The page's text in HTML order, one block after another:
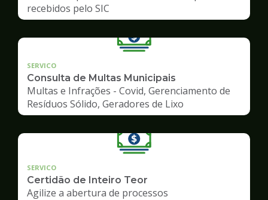
recebidos pelo SIC
SERVICO
Consulta de Multas Municipais
Multas e Infrações - Covid, Gerenciamento de
Resíduos Sólido, Geradores de Lixo
SERVICO
Certidão de Inteiro Teor
Agilize a abertura de processos